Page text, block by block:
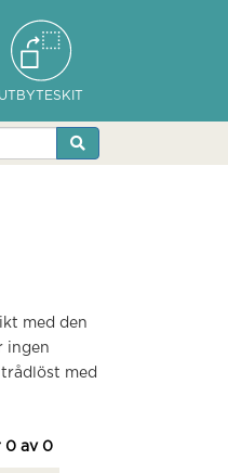
UTBYTESKIT
med den
ingen
med
0av 0